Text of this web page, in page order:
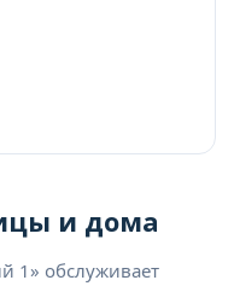
и дома
1» обслуживает